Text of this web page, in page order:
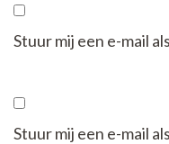
Stuur mij een e-mail
Stuur mij een e-mail